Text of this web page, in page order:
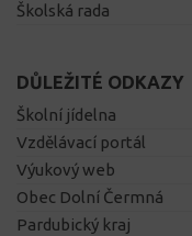
Školská rada
DŮLEŽITÉ ODKAZY
Školní jídelna
Vzdělávací portál
Výukový web
Obec Dolní Čermná
Pardubický kraj